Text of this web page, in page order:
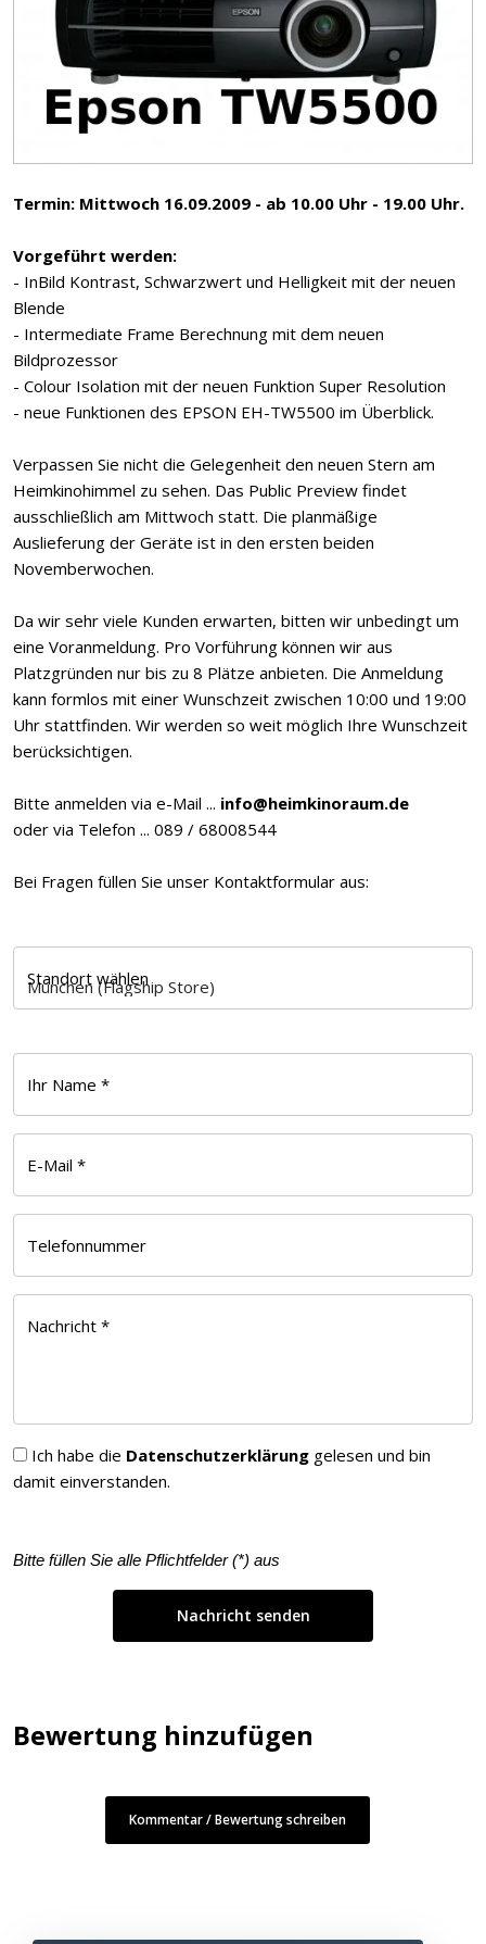
Termin: Mittwoch 16.09.2009 - ab 10.00 Uhr - 19.00 Uhr.
Vorgeführt werden:
- InBild Kontrast, Schwarzwert und Helligkeit mit der neuen
Blende
- Intermediate Frame Berechnung mit dem neuen
Bildprozessor
- Colour Isolation mit der neuen Funktion Super Resolution
- neue Funktionen des EPSON EH-TW5500 im Überblick.
Verpassen Sie nicht die Gelegenheit den neuen Stern am
Heimkinohimmel zu sehen. Das Public Preview findet
ausschließlich am Mittwoch statt. Die planmäßige
Auslieferung der Geräte ist in den ersten beiden
Novemberwochen.
Da wir sehr viele Kunden erwarten, bitten wir unbedingt um
eine Voranmeldung. Pro Vorführung können wir aus
Platzgründen nur bis zu 8 Plätze anbieten. Die Anmeldung
kann formlos mit einer Wunschzeit zwischen 10:00 und 19:00
Uhr stattfinden. Wir werden so weit möglich Ihre Wunschzeit
berücksichtigen.
Bitte anmelden via e-Mail ... info@heimkinoraum.de
oder via Telefon ... 089 / 68008544
Bei Fragen füllen Sie unser Kontaktformular aus:
Standort wählen
Ihr Name *
E-Mail *
Telefonnummer
Nachricht *
Ich habe die Datenschutzerklärung gelesen und bin
damit einverstanden.
Bitte füllen Sie alle Pflichtfelder (*) aus
Bewertung hinzufügen
Kommentar / Bewertung schreiben